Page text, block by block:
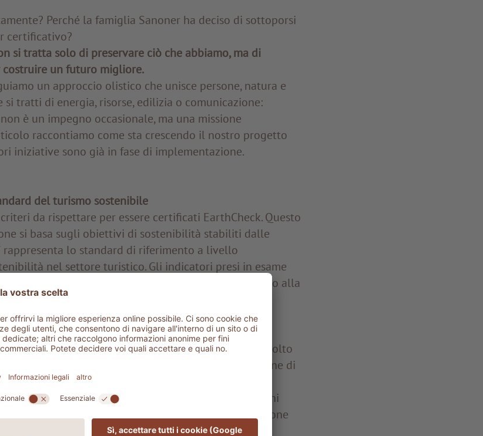
Perché la famiglia Sanoner ha deciso di sottoporsi
certificativo?
si tratta solo di preservare ciò che abbiamo, ma di
un futuro migliore.
un approccio olistico che unisce persone, natura e
si tratti di energia, risorse, edilizia o comunicazione:
è un impegno occasionale, ma una missione
raccontiamo come sta crescendo il nostro progetto
iniziative sono già in fase di implementazione.
del turismo sostenibile
da rispettare per essere certificati EarthCheck. Questo
si basa sugli obiettivi di sostenibilità stabiliti dalle
rappresenta lo standard di riferimento a livello
nel settore turistico. Gli indicatori presi in esame
emissioni alla gestione efficiente delle risorse fino alla
basta superare la verifica una tantum: gli obiettivi
anno.
scrupolosi standard EarthCheck e ottenere la
del gruppo è un traguardo che ha richiesto molto
checklist. Il primo passo ha coinciso con la decisione di
quindi creato un Green Team dedicato, e si è
analizzare processi e sviluppare nuove misure. Ogni
documentato e ottimizzato nel dettaglio, dalla gestione
e rifiuti fino all’impegno in ambito sociale.